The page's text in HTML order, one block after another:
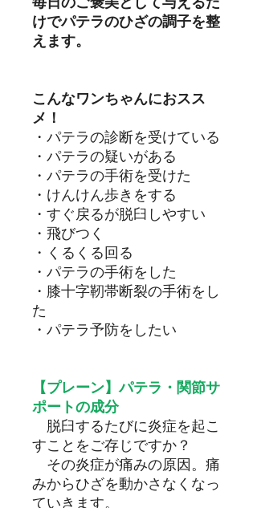
けでパテラのひざの調子を整
えます。
こんなワンちゃんにおスス
メ！
・パテラの診断を受けている
・パテラの疑いがある
・パテラの手術を受けた
・けんけん歩きをする
・すぐ戻るが脱臼しやすい
・飛びつく
・くるくる回る
・パテラの手術をした
・膝十字靭帯断裂の手術をし
た
・パテラ予防をしたい
【プレーン】パテラ・関節サ
ポートの成分
脱臼するたびに炎症を起こ
すことをご存じですか？
その炎症が痛みの原因。痛
みからひざを動かさなくなっ
ていきます。